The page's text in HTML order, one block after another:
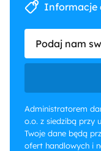
Informacje
Podaj nam
Administratorem
o.o. z siedzibą przy
Twoje dane będą
ofert handlowych i